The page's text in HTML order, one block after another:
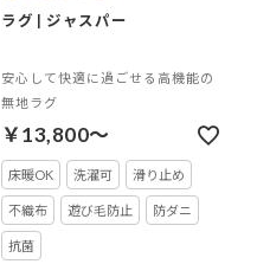
ラグ | ジャスパー
安心して快適に過ごせる高機能の
無地ラグ
￥13,800～
床暖OK 洗濯可 滑り止め
不織布 遊び毛防止 防ダニ
抗菌